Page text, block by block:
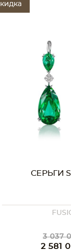
СЕРЬГИ
3 037
2 581